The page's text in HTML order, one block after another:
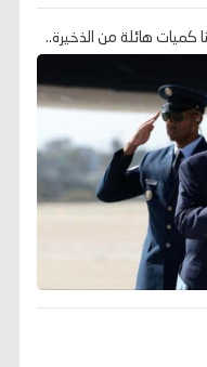
كميات هائلة من الذخيرة..